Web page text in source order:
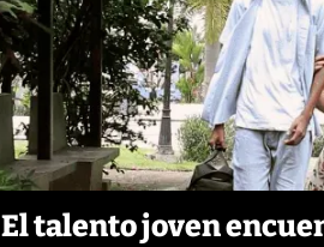
El talento joven